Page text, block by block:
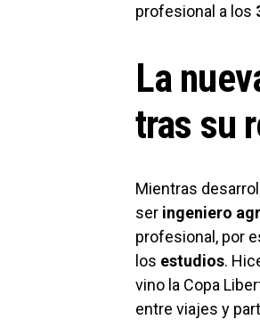
profesional a los
La
tras su
Mientras
ser ingeniero
profesional, por
los estudios.
vino la Copa
entre viajes y